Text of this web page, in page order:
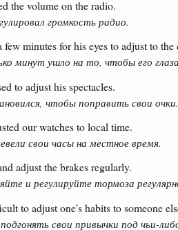
the volume on the radio.
громкость радио.
few minutes for his eyes to adjust to the
минут ушло на то, чтобы его
to adjust his spectacles.
чтобы поправить свои очки.
our watches to local time.
свои часы на местное время.
adjust the brakes regularly.
и регулируйте тормоза
to adjust one's habits to someone
свои привычки под чьи-